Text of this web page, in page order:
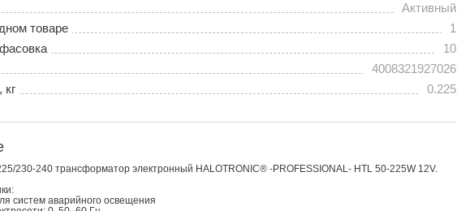
Активный
товаре
1
10
4008321927026
кг
0.225
230-240 трансформатор электронный НALOTRONIC® -PROFESSIONAL- HTL 50-225W 12V.
систем аварийного освещения